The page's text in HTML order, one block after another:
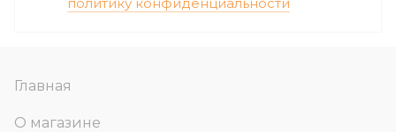
Главная
О магазине